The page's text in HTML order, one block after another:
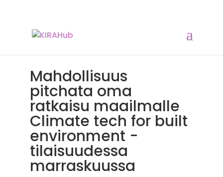
Mahdollisuus
pitchata oma
ratkaisu maailmalle
Climate tech for built
environment -
tilaisuudessa
marraskuussa